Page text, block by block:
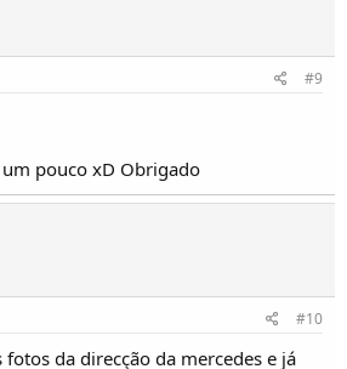
#9
pouco xD Obrigado
#10
fotos da direcção da mercedes e já